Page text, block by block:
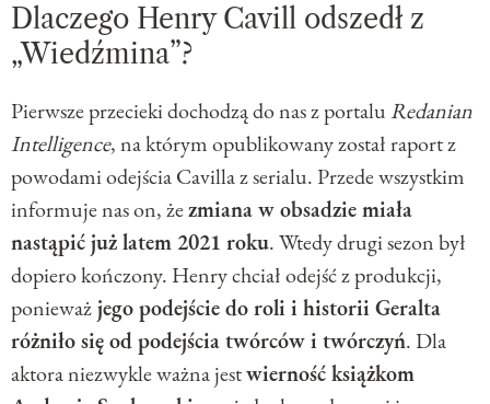
Dlaczego Henry Cavill odszedł z
„Wiedźmina”?
Pierwsze przecieki dochodzą do nas z portaluRedanian
Intelligence, na którym opublikowany został raport z
powodami odejścia Cavilla z serialu. Przede wszystkim
informuje nas on, żezmiana w obsadzie miała
nastąpić już latem 2021 roku. Wtedy drugi sezon był
dopiero kończony. Henry chciał odejść z produkcji,
ponieważjego podejście do roli i historii Geralta
różniło się od podejścia twórców i twórczyń. Dla
aktora niezwykle ważna jestwierność książkom